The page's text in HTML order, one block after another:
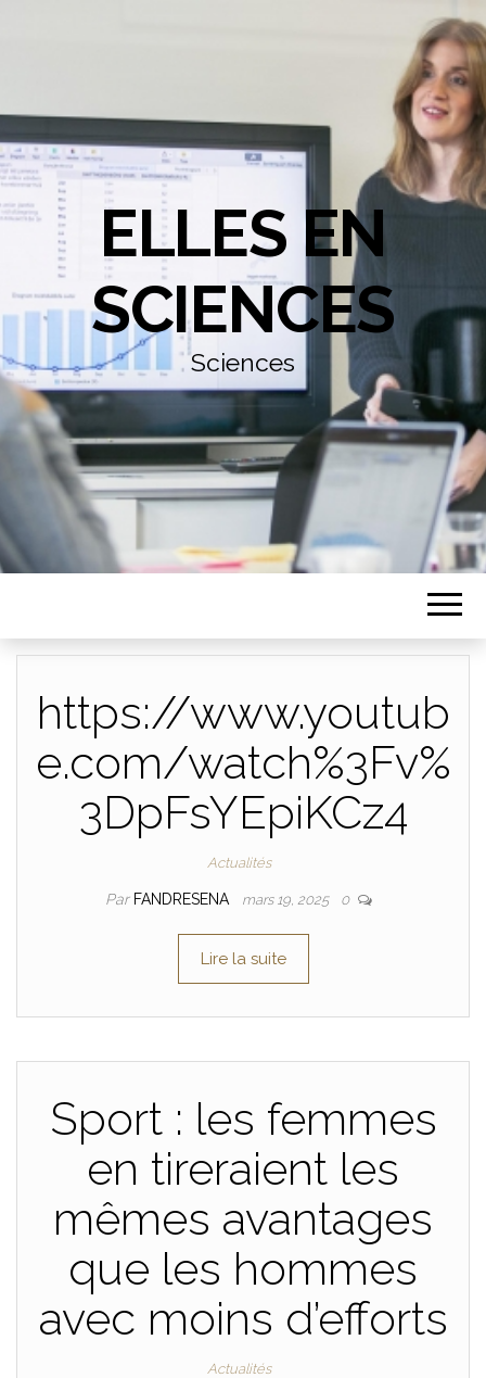
ELLES EN
SCIENCES
Sciences
https://www.youtub
e.com/watch%3Fv%
3DpFsYEpiKCz4
Actualités
Par FANDRESENA mars 19, 2025 0
Lire la suite
Sport : les femmes
en tireraient les
mêmes avantages
que les hommes
avec moins d’efforts
Actualités